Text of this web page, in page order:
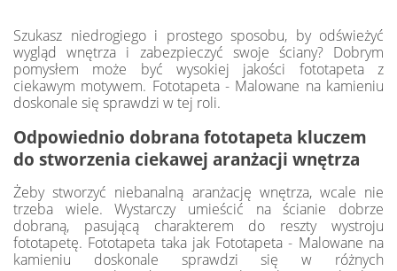
Szukasz niedrogiego i prostego sposobu, by odświeżyć
wygląd wnętrza i zabezpieczyć swoje ściany? Dobrym
pomysłem może być wysokiej jakości fototapeta z
ciekawym motywem. Fototapeta - Malowane na kamieniu
doskonale się sprawdzi w tej roli.
Odpowiednio dobrana fototapeta kluczem
do stworzenia ciekawej aranżacji wnętrza
Żeby stworzyć niebanalną aranżację wnętrza, wcale nie
trzeba wiele. Wystarczy umieścić na ścianie dobrze
dobraną, pasującą charakterem do reszty wystroju
fototapetę. Fototapeta taka jak Fototapeta - Malowane na
kamieniu doskonale sprawdzi się w różnych